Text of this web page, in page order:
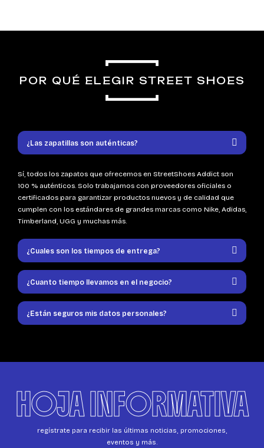
POR QUÉ ELEGIR STREET SHOES
¿Las zapatillas son auténticas?
Sí, todos los zapatos que ofrecemos en StreetShoes Addict son
100 % auténticos. Solo trabajamos con proveedores oficiales o
certificados para garantizar productos nuevos y de calidad que
cumplen con los estándares de grandes marcas como Nike, Adidas,
Timberland, UGG y muchas más.
¿Cuales son los tiempos de entrega?
¿Cuanto tiempo llevamos en el negocio?
¿Están seguros mis datos personales?
HOJA INFORMATIVA
regístrate para recibir las últimas noticias, promociones,
eventos y más.